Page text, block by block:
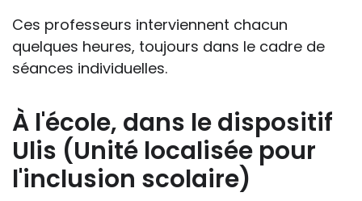
Ces professeurs interviennent chacun
quelques heures, toujours dans le cadre de
séances individuelles.
À l'école, dans le dispositif
Ulis (Unité localisée pour
l'inclusion scolaire)